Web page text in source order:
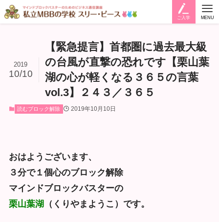
ご入学 MENU
【緊急提言】首都圏に過去最大級
の台風が直撃の恐れです【栗山葉
湖の心が軽くなる３６５の言葉
vol.3】２４３／３６５
2019
10/10
読むブロック解除 2019年10月10日
おはようございます、
３分で１個心のブロック解除
マインドブロックバスターの
栗山葉湖 （くりやまようこ）です。